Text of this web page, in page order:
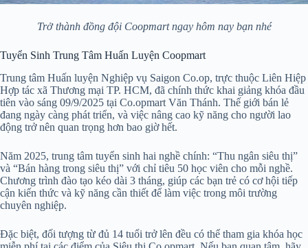
Trở thành đồng đội Coopmart ngay hôm nay bạn nhé
Tuyển Sinh Trung Tâm Huấn Luyện Coopmart
Trung tâm Huấn luyện Nghiệp vụ Saigon Co.op, trực thuộc Liên Hiệp
Hợp tác xã Thương mại TP. HCM, đã chính thức khai giảng khóa đầu
tiên vào sáng 09/9/2025 tại Co.opmart Văn Thánh. Thế giới bán lẻ
đang ngày càng phát triển, và việc nâng cao kỹ năng cho người lao
động trở nên quan trọng hơn bao giờ hết.
Năm 2025, trung tâm tuyển sinh hai nghề chính: “Thu ngân siêu thị”
và “Bán hàng trong siêu thị” với chỉ tiêu 50 học viên cho mỗi nghề.
Chương trình đào tạo kéo dài 3 tháng, giúp các bạn trẻ có cơ hội tiếp
cận kiến thức và kỹ năng cần thiết để làm việc trong môi trường
chuyên nghiệp.
Đặc biệt, đối tượng từ đủ 14 tuổi trở lên đều có thể tham gia khóa học